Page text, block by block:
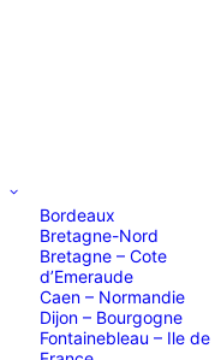
Bordeaux
Bretagne-Nord
Bretagne – Cote
d’Emeraude
Caen – Normandie
Dijon – Bourgogne
Fontainebleau – Ile de